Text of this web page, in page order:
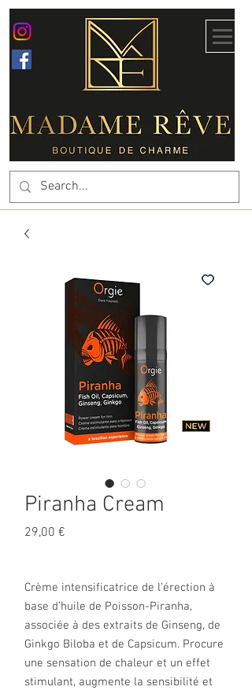
Piranha Cream
29,00 €
Crème intensificatrice de l’érection à
base d’huile de Poisson-Piranha,
associée à des extraits de Ginseng, de
Ginkgo Biloba et de Capsicum. Procure
une sensation de chaleur et un effet
stimulant, augmente la sensibilité et